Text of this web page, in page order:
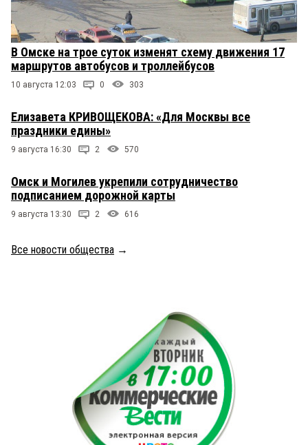
В Омске на трое суток изменят схему движения 17
маршрутов автобусов и троллейбусов
10 августа 12:03 0 303
Елизавета КРИВОЩЕКОВА: «Для Москвы все
праздники едины»
9 августа 16:30 2 570
Омск и Могилев укрепили сотрудничество
подписанием дорожной карты
9 августа 13:30 2 616
Все новости общества →